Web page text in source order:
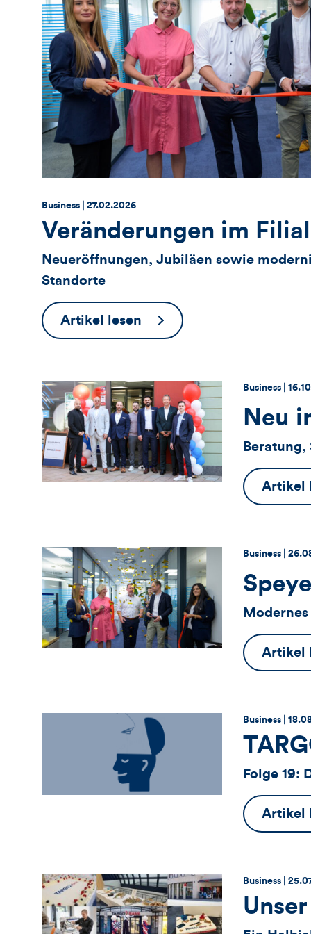
Thema:
Business | Datum:
27.02.2026
Veränderungen im
Neueröffnungen, Jubiläen sowie
Standorte
Artikel lesen Veränderungen
im
Thema:
Business |
Neu
Artikel
Thema:
Business |
Artikel
Thema:
Business |
Folge 19:
Artikel
Thema:
Business |